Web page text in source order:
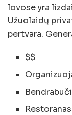
lovose yra
Užuolaidų
pertvara.
$$